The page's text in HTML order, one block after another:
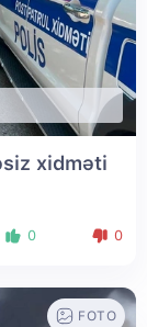
xidməti
0 0
FOTO